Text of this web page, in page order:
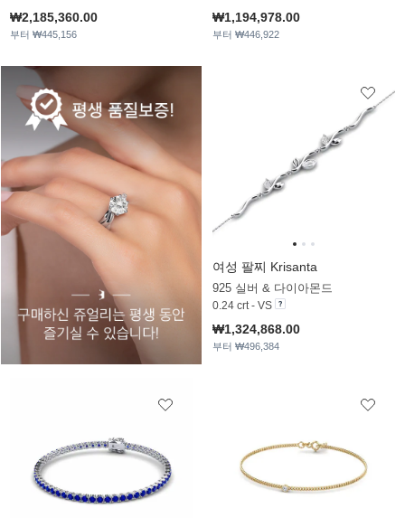
₩2,185,360.00
부터 ₩445,156
₩1,194,978.00
부터 ₩446,922
여성 팔찌 Krisanta
925 실버 & 다이아몬드
0.24 crt - VS
₩1,324,868.00
부터 ₩496,384